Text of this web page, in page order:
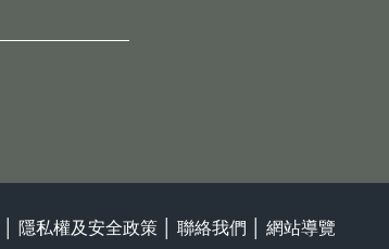
隱私權及安全政策 聯絡我們 網站導覽